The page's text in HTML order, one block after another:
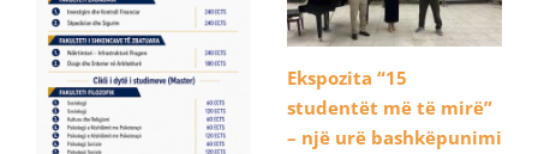
Ekspozita “15
studentët më të mirë”
– një urë bashkëpunimi